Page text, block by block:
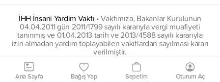
İHH İnsani Yardım Vakfı •Vakfımıza, Bakanlar Kurulunun
04.04.2011 gün 2011/1799 sayılı kararıyla vergi muafiyeti
tanınmış ve 01.04.2013 tarih ve 2013/4588 sayılı kararıyla
izin almadan yardım toplayabilen vakıflardan sayılması kararı
verilmiştir.
insani@hs01.kep.tr
Ana Sayfa Bağış Yap Sepetim Oturum Aç